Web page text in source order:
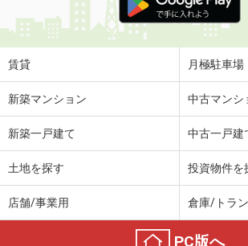
価 格
4,690万円
住 所
静岡県静岡市葵区鷹
専有面積
静岡県静岡市葵区川合３丁目
静岡県磐田市今之浦３
賃貸 月極駐車場
新築マンション 中古マンシ
新築一戸建て 中古一戸建
土地を探す 投資物件を
店舗/事業用 倉庫/トラ
PC版へ